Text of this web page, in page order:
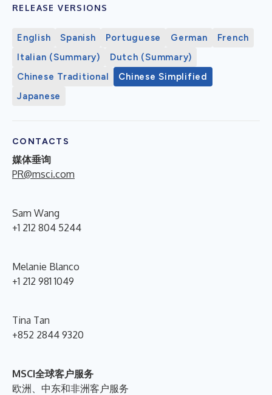
RELEASE VERSIONS
English Spanish Portuguese German
French
Italian (Summary)
Dutch (Summary)
Chinese Traditional
Chinese Simplified
Japanese
CONTACTS
媒体垂询
PR@msci.com
Sam Wang
+1 212 804 5244
Melanie Blanco
+1 212 981 1049
Tina Tan
+852 2844 9320
MSCI全球客户服务
欧洲、中东和非洲客户服务